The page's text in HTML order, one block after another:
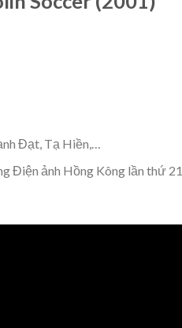
Đạt, Tạ Hiền,…
Điện ảnh Hồng Kông lần thứ 21